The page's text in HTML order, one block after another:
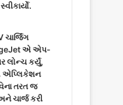
એ એપ-
લોન્ચ કર્યું,
એપ્લિકેશન
તરત જ
ચાર્જ કરી